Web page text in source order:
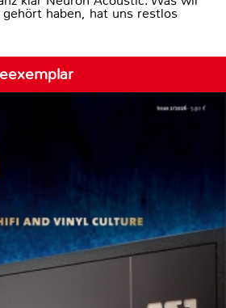
haben, hat uns restlos